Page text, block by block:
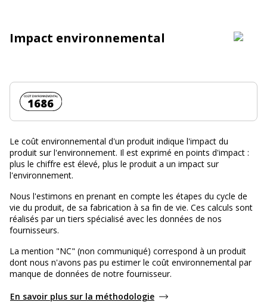
Impact environnemental
Coût environnemental :
1686
Le coût environnemental d'un produit indique l'impact du
produit sur l'environnement. Il est exprimé en points d'impact :
plus le chiffre est élevé, plus le produit a un impact sur
l'environnement.
Nous l'estimons en prenant en compte les étapes du cycle de
vie du produit, de sa fabrication à sa fin de vie. Ces calculs sont
réalisés par un tiers spécialisé avec les données de nos
fournisseurs.
La mention "NC" (non communiqué) correspond à un produit
dont nous n'avons pas pu estimer le coût environnemental par
manque de données de notre fournisseur.
En savoir plus sur la méthodologie